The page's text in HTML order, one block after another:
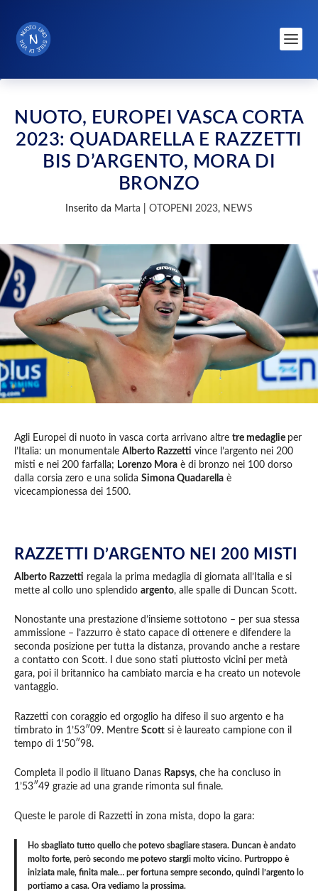
NUOTO, EUROPEI VASCA CORTA
2023: QUADARELLA E RAZZETTI
BIS D’ARGENTO, MORA DI
BRONZO
Inserito da Marta OTOPENI 2023, NEWS
Agli Europei di nuoto in vasca corta arrivano altre tre medaglie per
l’Italia: un monumentale Alberto Razzetti vince l’argento nei 200
misti e nei 200 farfalla; Lorenzo Mora è di bronzo nei 100 dorso
dalla corsia zero e una solida Simona Quadarella è
vicecampionessa dei 1500.
RAZZETTI D’ARGENTO NEI 200 MISTI
Alberto Razzetti regala la prima medaglia di giornata all’Italia e si
mette al collo uno splendido argento, alle spalle di Duncan Scott.
Nonostante una prestazione d’insieme sottotono – per sua stessa
ammissione – l’azzurro è stato capace di ottenere e difendere la
seconda posizione per tutta la distanza, provando anche a restare
a contatto con Scott. I due sono stati piuttosto vicini per metà
gara, poi il britannico ha cambiato marcia e ha creato un notevole
vantaggio.
Razzetti con coraggio ed orgoglio ha difeso il suo argento e ha
timbrato in 1’53″09. Mentre Scott si è laureato campione con il
tempo di 1’50″98.
Completa il podio il lituano Danas Rapsys, che ha concluso in
1’53″49 grazie ad una grande rimonta sul finale.
Queste le parole di Razzetti in zona mista, dopo la gara:
Ho sbagliato tutto quello che potevo sbagliare stasera. Duncan è andato
molto forte, però secondo me potevo stargli molto vicino. Purtroppo è
iniziata male, finita male… per fortuna sempre secondo, quindi l’argento lo
portiamo a casa. Ora vediamo la prossima.